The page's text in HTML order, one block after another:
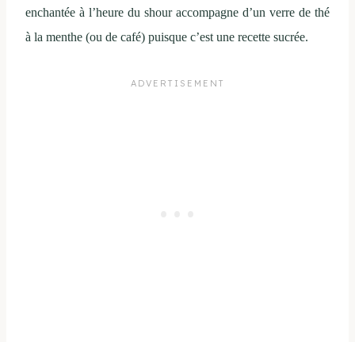
enchantée à l’heure du shour accompagne d’un verre de thé
à la menthe (ou de café) puisque c’est une recette sucrée.